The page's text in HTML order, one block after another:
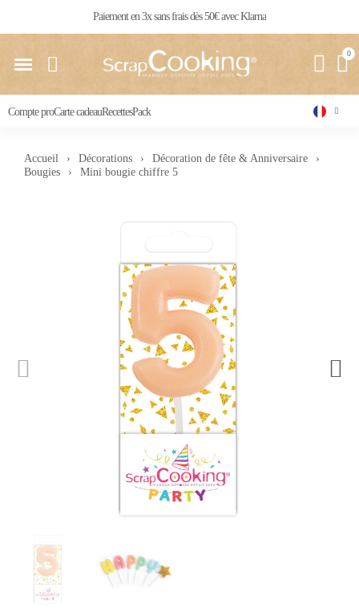
Livraison 24 / 48 h partout en France
Compte proCarte cadeauRecettesPack
Accueil Décorations
Décoration de fête & Anniversaire
Bougies
Mini bougie chiffre 5